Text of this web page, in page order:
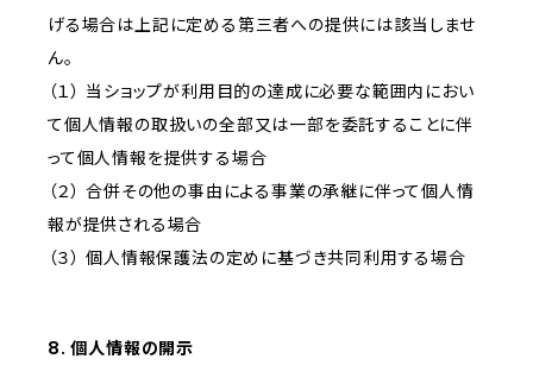
げる場合は上記に定める第三者への提供には該当しませ
ん。
（１） 当ショップが利用目的の達成に必要な範囲内におい
て個人情報の取扱いの全部又は一部を委託することに伴
って個人情報を提供する場合
（２） 合併その他の事由による事業の承継に伴って個人情
報が提供される場合
（３） 個人情報保護法の定めに基づき共同利用する場合
8. 個人情報の開示